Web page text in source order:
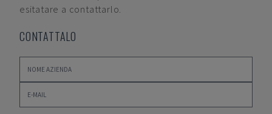
esitatare a contattarlo.
CONTATTALO